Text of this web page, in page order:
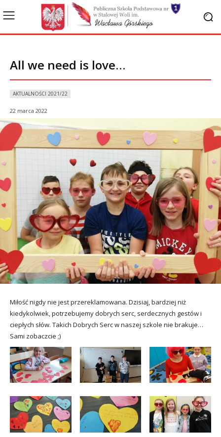
All we need is love…
AKTUALNOŚCI 2021/22
22 marca 2022
Miłość nigdy nie jest przereklamowana. Dzisiaj, bardziej niż
kiedykolwiek, potrzebujemy dobrych serc, serdecznych gestów i
ciepłych słów. Takich Dobrych Serc w naszej szkole nie brakuje…
Sami zobaczcie ;)